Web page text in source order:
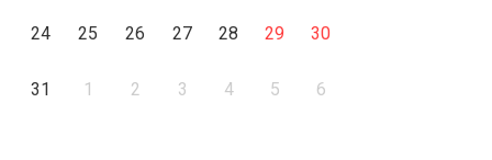
24 25 26 27 28 29 30
31 1 2 3 4 5 6